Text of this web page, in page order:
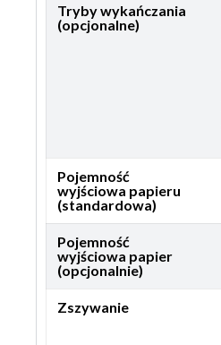
Tryby wykańczania
(opcjonalne)
Pojemność
wyjściowa papieru
(standardowa)
Pojemność
wyjściowa papier
(opcjonalnie)
Zszywanie